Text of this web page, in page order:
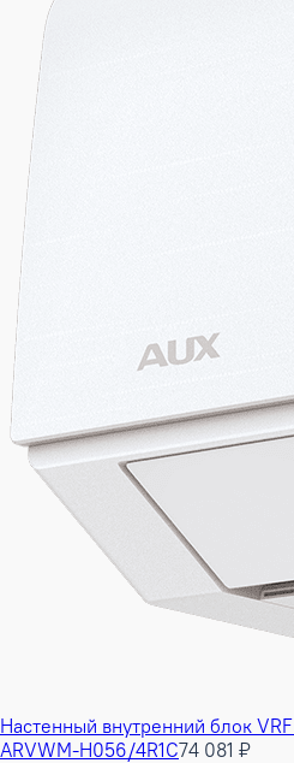
Настенный внутренний блок
ARVWM-H056/4R1C74 081 ₽